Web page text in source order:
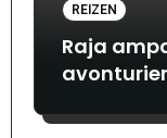
REIZEN
Raja